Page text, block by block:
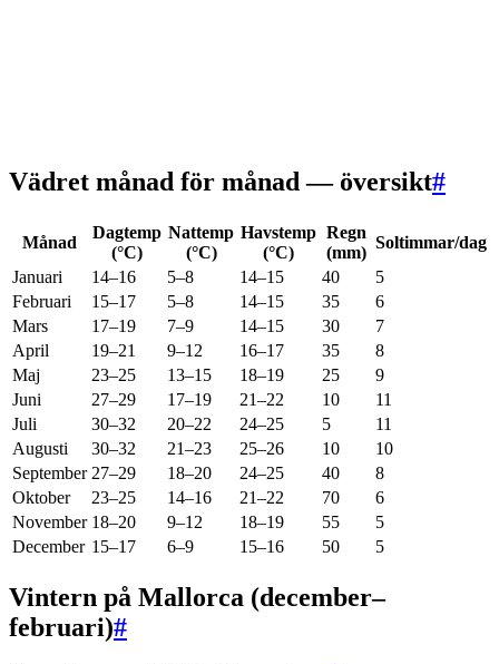
Vädret månad för månad — översikt#
Månad
Dagtemp
(°C)
Nattemp
(°C)
Havstemp
(°C)
Regn
(mm)
Soltimmar/dag
Januari
14–16 5–8 14–15 40
5
Februari
15–17 5–8 14–15 35
6
Mars
17–19 7–9 14–15 30
7
April
19–21 9–12 16–17 35
8
Maj
23–25 13–15 18–19 25
9
Juni
27–29 17–19 21–22 10
11
Juli
30–32 20–22 24–25 5
11
Augusti
30–32 21–23 25–26 10
10
September 27–29 18–20 24–25 40
8
Oktober
23–25 14–16 21–22 70
6
November 18–20 9–12 18–19 55
5
December 15–17 6–9 15–16 50 5
Vintern på Mallorca (december–
februari)#